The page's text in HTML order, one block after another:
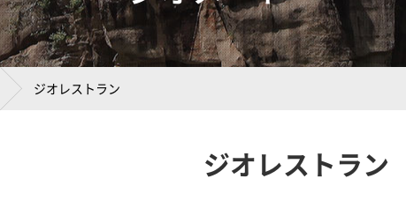
ジオレストラン
ジオレストラン